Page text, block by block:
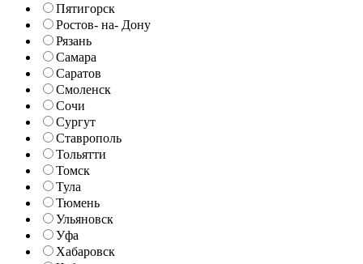
Пятигорск
Ростов- на- Дону
Рязань
Самара
Саратов
Смоленск
Сочи
Сургут
Ставрополь
Тольятти
Томск
Тула
Тюмень
Ульяновск
Уфа
Хабаровск